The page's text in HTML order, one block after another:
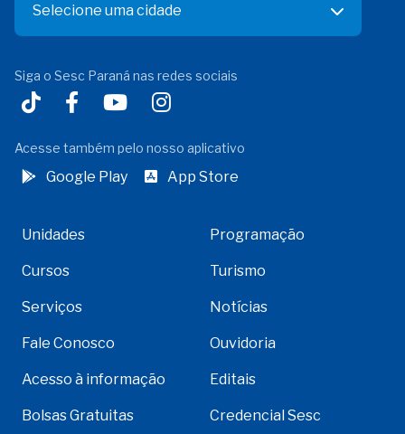
Selecione uma cidade
Siga o Sesc Paraná nas redes sociais
Acesse também pelo nosso aplicativo
Google Play App Store
Unidades Programação
Cursos Turismo
Serviços Notícias
Fale Conosco Ouvidoria
Acesso à informação Editais
Bolsas Gratuitas Credencial Sesc